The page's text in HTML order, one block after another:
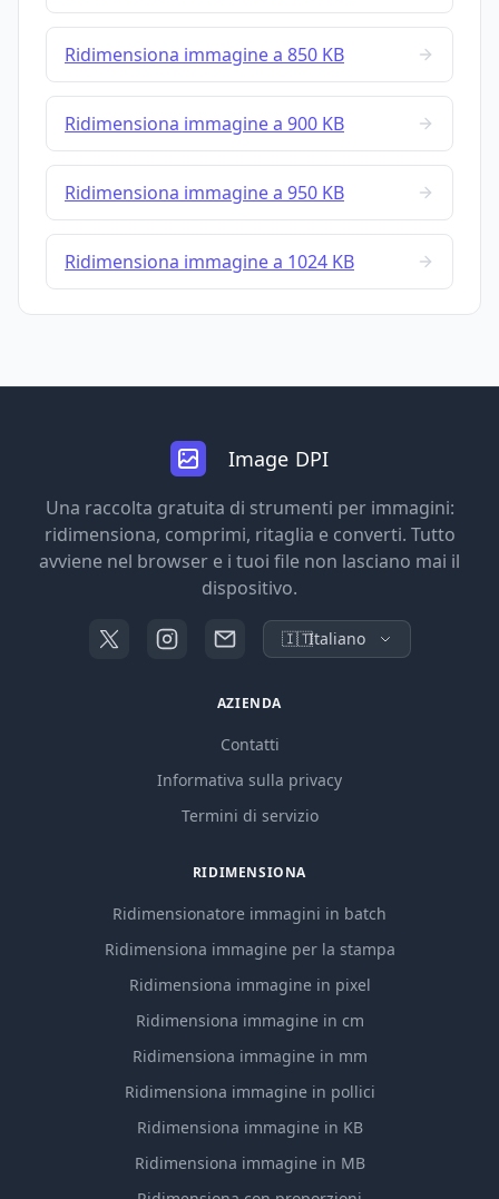
Ridimensiona immagine a 850 KB
Ridimensiona immagine a 900 KB
Ridimensiona immagine a 950 KB
Ridimensiona immagine a 1024 KB
Image DPI
Una raccolta gratuita di strumenti per immagini:
ridimensiona, comprimi, ritaglia e converti. Tutto
avviene nel browser e i tuoi file non lasciano mai il
dispositivo.
🇮🇹Italiano
AZIENDA
Contatti
Informativa sulla privacy
Termini di servizio
RIDIMENSIONA
Ridimensionatore immagini in batch
Ridimensiona immagine per la stampa
Ridimensiona immagine in pixel
Ridimensiona immagine in cm
Ridimensiona immagine in mm
Ridimensiona immagine in pollici
Ridimensiona immagine in KB
Ridimensiona immagine in MB